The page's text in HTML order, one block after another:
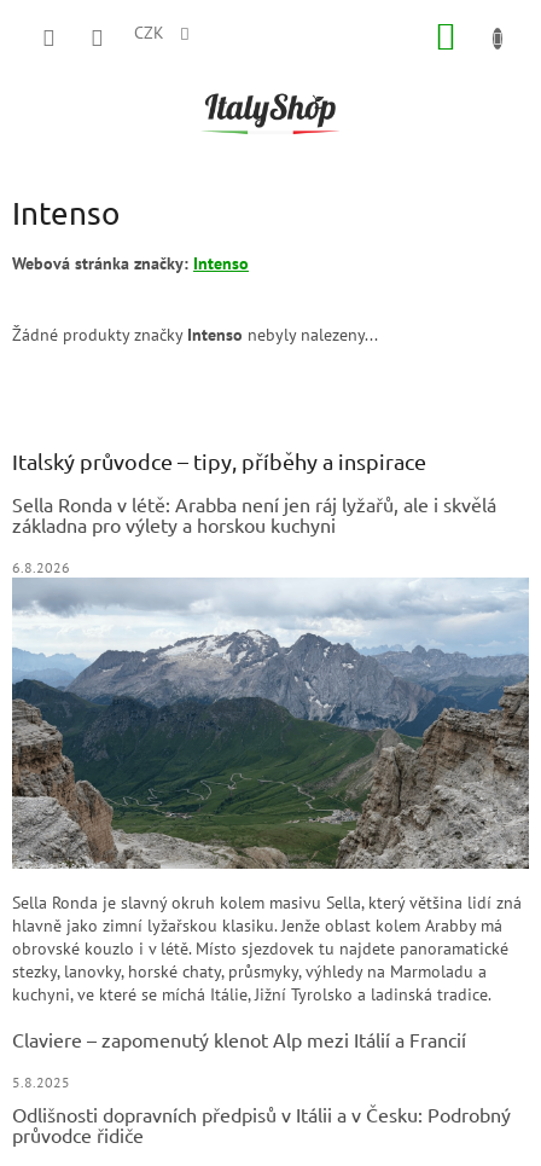
CZK
Intenso
Webová stránka značky: Intenso
Žádné produkty značky Intenso nebyly nalezeny...
Italský průvodce – tipy, příběhy a inspirace
Sella Ronda v létě: Arabba není jen ráj lyžařů, ale i skvělá
základna pro výlety a horskou kuchyni
6.8.2026
Sella Ronda je slavný okruh kolem masivu Sella, který většina lidí zná
hlavně jako zimní lyžařskou klasiku. Jenže oblast kolem Arabby má
obrovské kouzlo i v létě. Místo sjezdovek tu najdete panoramatické
stezky, lanovky, horské chaty, průsmyky, výhledy na Marmoladu a
kuchyni, ve které se míchá Itálie, Jižní Tyrolsko a ladinská tradice.
Claviere – zapomenutý klenot Alp mezi Itálií a Francií
5.8.2025
Odlišnosti dopravních předpisů v Itálii a v Česku: Podrobný
průvodce řidiče